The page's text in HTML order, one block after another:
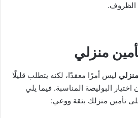
الظروف.
منزلي
ليس أمرًا معقدًا، لكنه يتطلب قليلًا
البوليصة المناسبة. فيما يلي
تأمين منزلك بثقة ووعي: